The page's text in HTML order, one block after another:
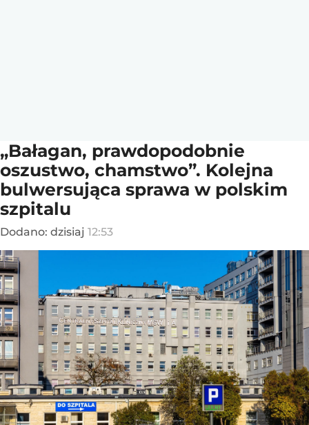
„Bałagan, prawdopodobnie
oszustwo, chamstwo”. Kolejna
bulwersująca sprawa w polskim
szpitalu
Dodano: dzisiaj 12:53